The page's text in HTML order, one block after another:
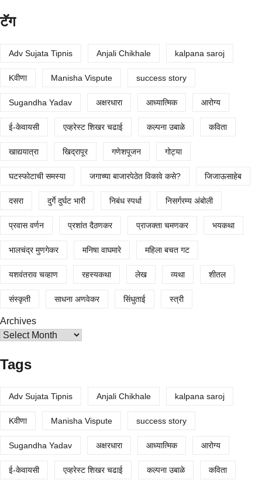
टॅग
Adv Sujata Tipnis Anjali Chikhale kalpana saroj
Kवीणा Manisha Vispute success story
Sugandha Yadav अक्षरधारा आध्यात्मिक आरोग्य
ई-केवायसी एव्हरेस्ट शिखर चढाई कल्पना उबाळे कविता
खाद्ययात्रा खिद्रापूर गणेशपूजन गोट्या
घटस्फोटाची समस्या जगाच्या बाजारपेठेत विकावे कसे? जिजाऊसाहेब
दसरा दुर्गे दुर्घट भारी निबंध स्पर्धा निसर्गरम्य अंबोली
प्रवास वर्णन प्रशांत दैठणकर प्राजक्ता चमणकर भयकथा
भालचंद्र मुणगेकर मनिषा वाघमारे महिला बचत गट
यशवंतराव चव्हाण रहस्यकथा लेख व्यथा शीतल
संस्कृती साधना अणवेकर सिंधुताई स्त्री
Archives
Tags
Adv Sujata Tipnis Anjali Chikhale kalpana saroj
Kवीणा Manisha Vispute success story
Sugandha Yadav अक्षरधारा आध्यात्मिक आरोग्य
ई-केवायसी एव्हरेस्ट शिखर चढाई कल्पना उबाळे कविता